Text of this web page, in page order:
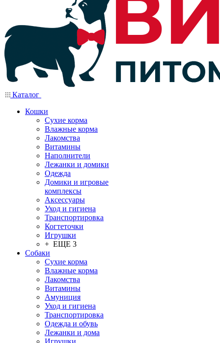
Каталог
Кошки
Сухие корма
Влажные корма
Лакомства
Витамины
Наполнители
Лежанки и домики
Одежда
Домики и игровые
комплексы
Аксессуары
Уход и гигиена
Транспортировка
Когтеточки
Игрушки
+ ЕЩЕ 3
Собаки
Сухие корма
Влажные корма
Лакомства
Витамины
Амуниция
Уход и гигиена
Транспортировка
Одежда и обувь
Лежанки и дома
Игрушки